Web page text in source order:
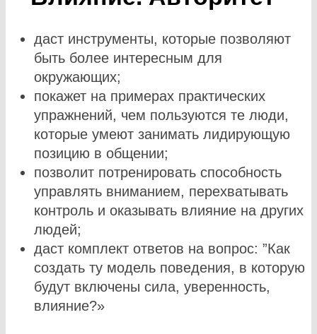
даст инструменты, которые позволяют
быть более интересным для
окружающих;
покажет на примерах практических
упражнений, чем пользуются те люди,
которые умеют занимать лидирующую
позицию в общении;
позволит потренировать способность
управлять вниманием, перехватывать
контроль и оказывать влияние на других
людей;
даст комплект ответов на вопрос: ”Как
создать ту модель поведения, в которую
будут включены сила, уверенность,
влияние?»